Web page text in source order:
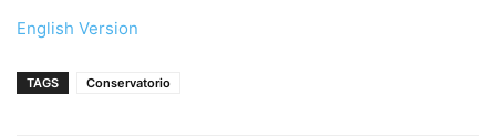
English Version
TAGS Conservatorio